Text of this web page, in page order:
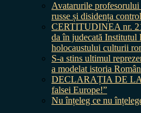
Avatarurile
russe și disidența
CERTITUDINEA nr.
da în judecată Institutul
holocaustului culturii
S-a stins ultimul
a modelat istoria
DECLARAȚIA DE LA
falsei Europe!”
Nu înțeleg ce nu